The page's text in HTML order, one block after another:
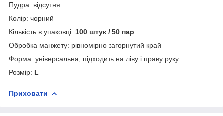
Пудра: відсутня
Колір: чорний
Кількість в упаковці: 100 штук / 50 пар
Обробка манжету: рівномірно загорнутий край
Форма: універсальна, підходить на ліву і праву руку
Розмір: L
Приховати